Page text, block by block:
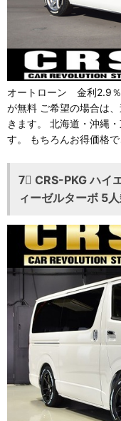
オートローン 金利2.9
が無料 ご希望の場合は
きます。 北海道・沖縄
す。 もちろんお得価格
7⃣ CRS-PKG ハイ
ィーゼルターボ 5